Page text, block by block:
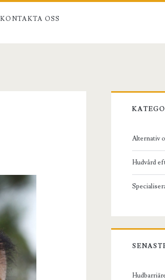
KONTAKTA OSS
Alternativ
Hudvård